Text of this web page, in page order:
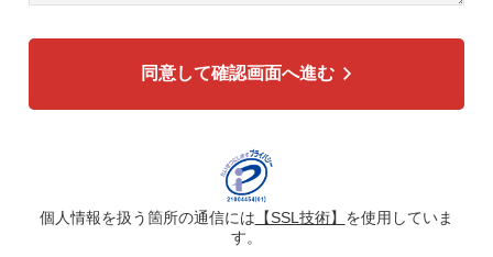
広告配信の効率化、マーケティング活動などのために、氏
を、ハッシュ化などの適切なセキュリティ対策を施した上
で、広告配信サービス提供事業者に提供する場合がありま
す。提供した個人情報は、広告配信サービス提供事業者のプ
ライバシーポリシーに基づき取り扱われます。
5. 個人情報の取り扱い業務の委託
同意して確認画面へ進む
個人情報を扱う箇所の通信には 【SSL技術】 を使用していま
す。